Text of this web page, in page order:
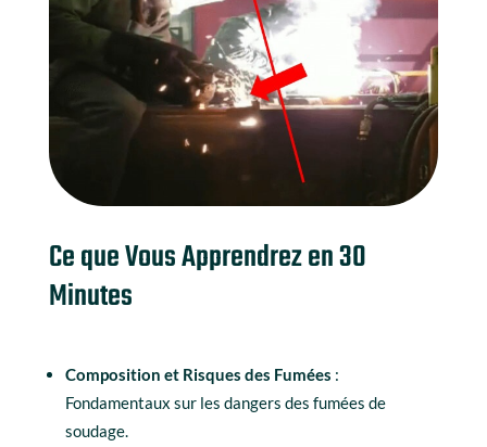
Ce que Vous Apprendrez en 30
Minutes
Composition et Risques des Fumées :
Fondamentaux sur les dangers des fumées de
soudage.